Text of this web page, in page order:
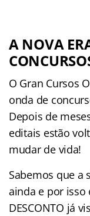
A NOVA
O Gran Cursos
onda de
Depois de
editais estão
mudar de vida!
Sabemos que a
ainda e por isso
DESCONTO já